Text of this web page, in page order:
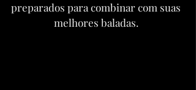
preparados para combinar com suas
melhores baladas.